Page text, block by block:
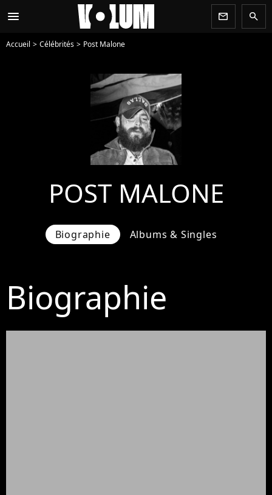
menu newsletter search
Accueil Célébrités Post Malone
POST MALONE
Biographie Albums & Singles
Biographie